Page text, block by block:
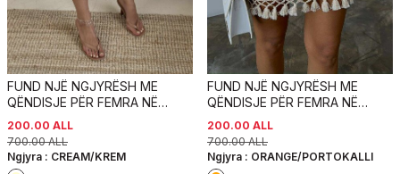
FUND NJË NGJYRËSH ME
QËNDISJE PËR FEMRA NË
NGJYRËN KREM
700.00ALL
200.00 ALL
Ngjyra : CREAM/KREM
FUND NJË NGJYRËSH ME
QËNDISJE PËR FEMRA NË
NGJYRËN PORTOKALLI
700.00ALL
200.00 ALL
Ngjyra : ORANGE/PORTOKALLI